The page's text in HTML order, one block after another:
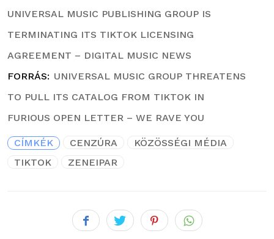
UNIVERSAL MUSIC PUBLISHING GROUP IS
TERMINATING ITS TIKTOK LICENSING
AGREEMENT – DIGITAL MUSIC NEWS
FORRÁS
UNIVERSAL MUSIC GROUP THREATENS
TO PULL ITS CATALOG FROM TIKTOK IN
FURIOUS OPEN LETTER – WE RAVE YOU
CÍMKÉK CENZÚRA
KÖZÖSSÉGI MÉDIA
TIKTOK
ZENEIPAR